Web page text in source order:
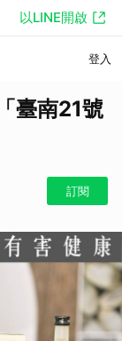
以LINE開啟
登入
臺南21號
訂閱